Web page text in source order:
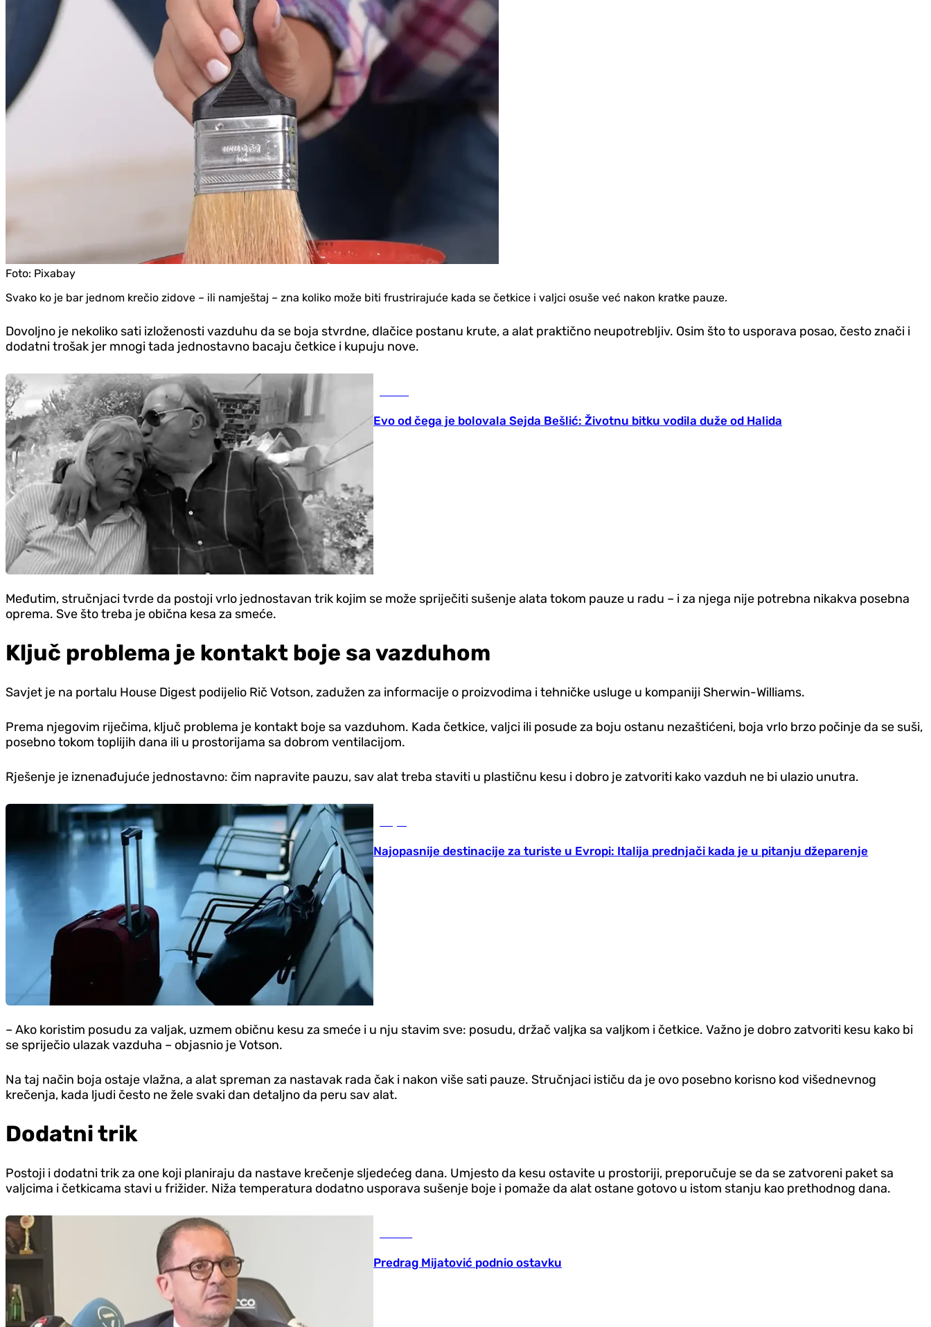
Foto: Pixabay
Svako ko je bar jednom krečio zidove – ili namještaj – zna koliko može biti frustrirajuće kada se četkice i valjci osuše već nakon kratke pauze.
Dovoljno je nekoliko sati izloženosti vazduhu da se boja stvrdne, dlačice postanu krute, a alat praktično neupotrebljiv. Osim što to usporava posao, često znači i
dodatni trošak jer mnogi tada jednostavno bacaju četkice i kupuju nove.
Evo od čega je bolovala Sejda Bešlić: Životnu bitku vodila duže od Halida
Međutim, stručnjaci tvrde da postoji vrlo jednostavan trik kojim se može spriječiti sušenje alata tokom pauze u radu – i za njega nije potrebna nikakva posebna
oprema. Sve što treba je obična kesa za smeće.
Ključ problema je kontakt boje sa vazduhom
Savjet je na portalu House Digest podijelio Rič Votson, zadužen za informacije o proizvodima i tehničke usluge u kompaniji Sherwin-Williams.
Prema njegovim riječima, ključ problema je kontakt boje sa vazduhom. Kada četkice, valjci ili posude za boju ostanu nezaštićeni, boja vrlo brzo počinje da se suši,
posebno tokom toplijih dana ili u prostorijama sa dobrom ventilacijom.
Rješenje je iznenađujuće jednostavno: čim napravite pauzu, sav alat treba staviti u plastičnu kesu i dobro je zatvoriti kako vazduh ne bi ulazio unutra.
Najopasnije destinacije za turiste u Evropi: Italija prednjači kada je u pitanju džeparenje
– Ako koristim posudu za valjak, uzmem običnu kesu za smeće i u nju stavim sve: posudu, držač valjka sa valjkom i četkice. Važno je dobro zatvoriti kesu kako bi
se spriječio ulazak vazduha – objasnio je Votson.
Na taj način boja ostaje vlažna, a alat spreman za nastavak rada čak i nakon više sati pauze. Stručnjaci ističu da je ovo posebno korisno kod višednevnog
krečenja, kada ljudi često ne žele svaki dan detaljno da peru sav alat.
Dodatni trik
Postoji i dodatni trik za one koji planiraju da nastave krečenje sljedećeg dana. Umjesto da kesu ostavite u prostoriji, preporučuje se da se zatvoreni paket sa
valjcima i četkicama stavi u frižider. Niža temperatura dodatno usporava sušenje boje i pomaže da alat ostane gotovo u istom stanju kao prethodnog dana.
Predrag Mijatović podnio ostavku